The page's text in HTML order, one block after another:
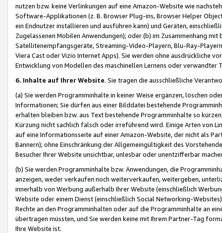
nutzen bzw. keine Verlinkungen auf eine Amazon-Website wie
Software-Applikationen (z. B. Browser Plug-ins, Browser Helper
ein Endnutzer installieren und ausführen kann) und Geräten,
Zugelassenen Mobilen Anwendungen); oder (b) im Zusammenhang
Satellitenempfangsgeräte, Streaming-Video-Playern, Blu-Ray-
Viera Cast oder Vizio Internet Apps). Sie werden ohne ausdrückliche
Entwicklung von Modellen des maschinellen Lernens oder
6. Inhalte auf Ihrer Website. Sie tragen die ausschließliche
(a) Sie werden Programminhalte in keiner Weise ergänzen, löschen
Informationen; Sie dürfen aus einer Bilddatei bestehende
erhalten bleiben bzw. aus Text bestehende Programminhalte so
Kürzung nicht sachlich falsch oder irreführend wird. Einige Arten von
auf eine Informationsseite auf einer Amazon-Website, der nicht als
Bannern); ohne Einschränkung der Allgemeingültigkeit des
Besucher Ihrer Website unsichtbar, unlesbar oder unentzifferbar
(b) Sie werden Programminhalte bzw. Anwendungen, die
anzeigen, weder verkaufen noch weiterverkaufen, weitergeben,
innerhalb von Werbung außerhalb Ihrer Website (einschließlich
Website oder einem Dienst (einschließlich Social Networking-
Rechte an den Programminhalten oder auf die Programminhalte an
übertragen müssten, und Sie werden keine mit Ihrem Partner-Tag
Ihre Website ist.